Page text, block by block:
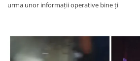
urma unor informații operative bine ți